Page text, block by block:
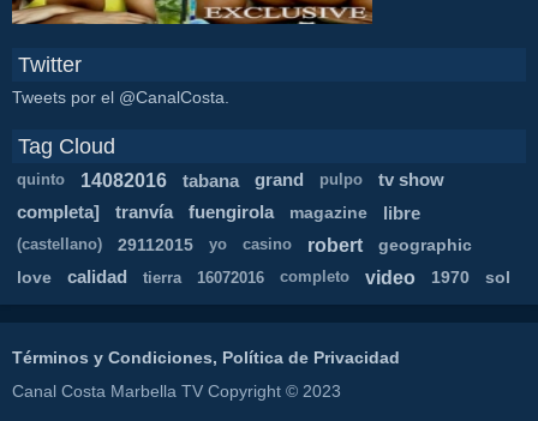
Twitter
Tweets por el @CanalCosta.
Tag Cloud
quinto 14082016 tabana grand pulpo
tv show
completa]
tranvía fuengirola magazine libre
(castellano) 29112015 yo casino robert
geographic
love
calidad tierra 16072016 completo video 1970 sol
Términos y Condiciones, Política de Privacidad
Canal Costa Marbella TV Copyright © 2023